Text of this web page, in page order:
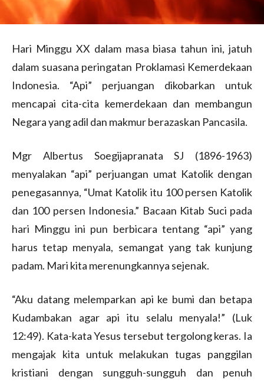
Hari Minggu XX dalam masa biasa tahun ini, jatuh
dalam suasana peringatan Proklamasi Kemerdekaan
Indonesia. “Api” perjuangan dikobarkan untuk
mencapai cita-cita kemerdekaan dan membangun
Negara yang adil dan makmur berazaskan Pancasila.
Mgr Albertus Soegijapranata SJ (1896-1963)
menyalakan “api” perjuangan umat Katolik dengan
penegasannya, “Umat Katolik itu 100 persen Katolik
dan 100 persen Indonesia.” Bacaan Kitab Suci pada
hari Minggu ini pun berbicara tentang “api” yang
harus tetap menyala, semangat yang tak kunjung
padam. Mari kita merenungkannya sejenak.
“Aku datang melemparkan api ke bumi dan betapa
Kudambakan agar api itu selalu menyala!” (Luk
12:49). Kata-kata Yesus tersebut tergolong keras. Ia
mengajak kita untuk melakukan tugas panggilan
kristiani dengan sungguh-sungguh dan penuh